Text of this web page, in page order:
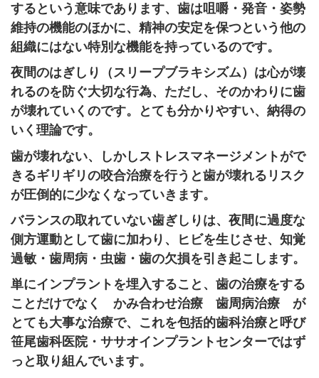
するという意味であります、歯は咀嚼・発音・姿勢
維持の機能のほかに、精神の安定を保つという他の
組織にはない特別な機能を持っているのです。
夜間のはぎしり（スリープブラキシズム）は心が壊
れるのを防ぐ大切な行為、ただし、そのかわりに歯
が壊れていくのです。とても分かりやすい、納得の
いく理論です。
歯が壊れない、しかしストレスマネージメントがで
きるギリギリの咬合治療を行うと歯が壊れるリスク
が圧倒的に少なくなっていきます。
バランスの取れていない歯ぎしりは、夜間に過度な
側方運動として歯に加わり、ヒビを生じさせ、知覚
過敏・歯周病・虫歯・歯の欠損を引き起こします。
単にインプラントを埋入すること、歯の治療をする
ことだけでなく かみ合わせ治療 歯周病治療 が
とても大事な治療で、これを包括的歯科治療と呼び
笹尾歯科医院・ササオインプラントセンターではず
っと取り組んでいます。